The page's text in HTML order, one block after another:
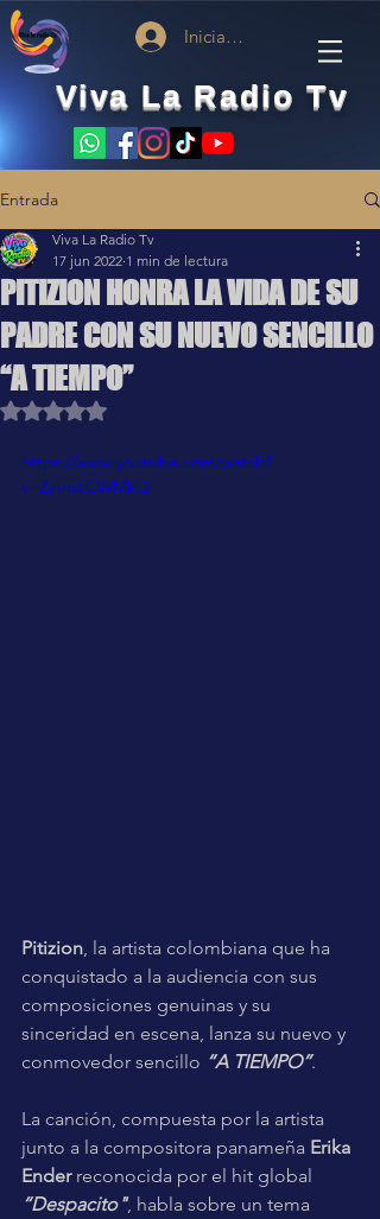
Viva La Radio Tv
Iniciar sesión
Entrada
PITIZION HONRA LA VIDA DE SU
PADRE CON SU NUEVO SENCILLO
“A TIEMPO”
Viva La Radio Tv
17 jun 2022 1 min de lectura
Obtuvo NaN de 5 estrellas.
https://www.youtube.com/watch?
v=ZjnmitCWMkQ
Pitizion , la artista colombiana que ha
conquistado a la audiencia con sus
composiciones genuinas y su
sinceridad en escena, lanza su nuevo y
conmovedor sencillo “A TIEMPO”.
La canción, compuesta por la artista
junto a la compositora panameña Erika
Ender reconocida por el hit global
“Despacito", habla sobre un tema